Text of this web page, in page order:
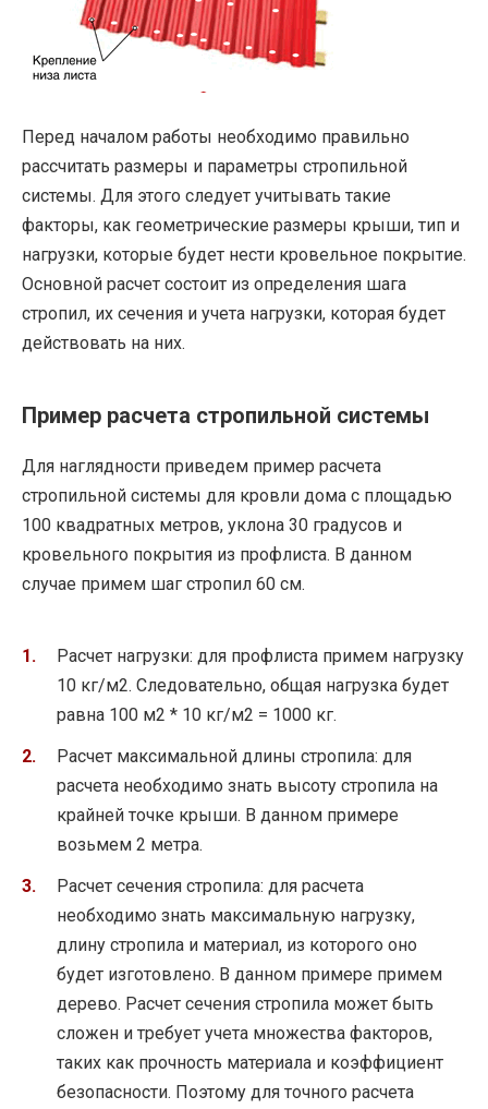
Перед началом работы необходимо правильно
рассчитать размеры и параметры стропильной
системы. Для этого следует учитывать такие
факторы, как геометрические размеры крыши, тип и
нагрузки, которые будет нести кровельное покрытие.
Основной расчет состоит из определения шага
стропил, их сечения и учета нагрузки, которая будет
действовать на них.
Пример расчета стропильной системы
Для наглядности приведем пример расчета
стропильной системы для кровли дома с площадью
100 квадратных метров, уклона 30 градусов и
кровельного покрытия из профлиста. В данном
случае примем шаг стропил 60 см.
Расчет нагрузки: для профлиста примем нагрузку
10 кг/м2. Следовательно, общая нагрузка будет
равна 100 м2 * 10 кг/м2 = 1000 кг.
Расчет максимальной длины стропила: для
расчета необходимо знать высоту стропила на
крайней точке крыши. В данном примере
возьмем 2 метра.
Расчет сечения стропила: для расчета
необходимо знать максимальную нагрузку,
длину стропила и материал, из которого оно
будет изготовлено. В данном примере примем
дерево. Расчет сечения стропила может быть
сложен и требует учета множества факторов,
таких как прочность материала и коэффициент
безопасности. Поэтому для точного расчета